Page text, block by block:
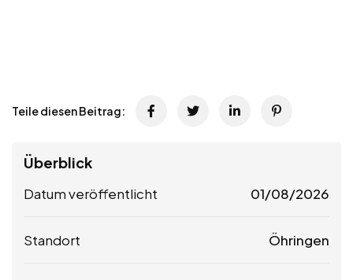
Teile diesen Beitrag:
Überblick
Datum veröffentlicht 01/08/2026
Standort Öhringen